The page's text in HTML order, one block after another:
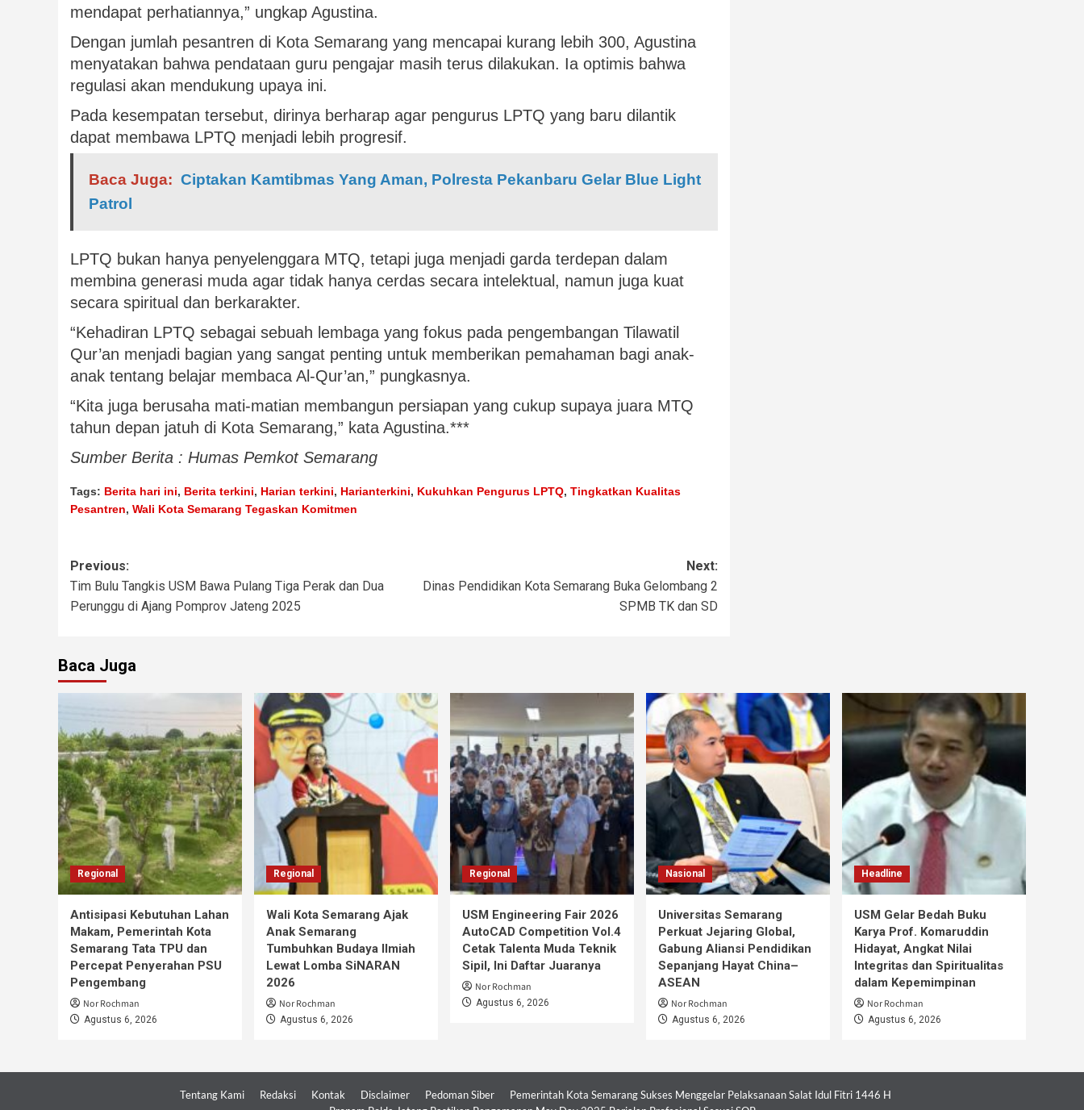
mendapat perhatiannya,” ungkap Agustina.
Dengan jumlah pesantren di Kota Semarang yang mencapai kurang lebih 300, Agustina
menyatakan bahwa pendataan guru pengajar masih terus dilakukan. Ia optimis bahwa
regulasi akan mendukung upaya ini.
Pada kesempatan tersebut, dirinya berharap agar pengurus LPTQ yang baru dilantik
dapat membawa LPTQ menjadi lebih progresif.
Baca Juga: Ciptakan Kamtibmas Yang Aman, Polresta Pekanbaru Gelar Blue Light
Patrol
LPTQ bukan hanya penyelenggara MTQ, tetapi juga menjadi garda terdepan dalam
membina generasi muda agar tidak hanya cerdas secara intelektual, namun juga kuat
secara spiritual dan berkarakter.
“Kehadiran LPTQ sebagai sebuah lembaga yang fokus pada pengembangan Tilawatil
Qur’an menjadi bagian yang sangat penting untuk memberikan pemahaman bagi anak-
anak tentang belajar membaca Al-Qur’an,” pungkasnya.
“Kita juga berusaha mati-matian membangun persiapan yang cukup supaya juara MTQ
tahun depan jatuh di Kota Semarang,” kata Agustina.***
Sumber Berita : Humas Pemkot Semarang
Tags: Berita hari ini, Berita terkini, Harian terkini, Harianterkini, Kukuhkan Pengurus LPTQ, Tingkatkan Kualitas
Pesantren, Wali Kota Semarang Tegaskan Komitmen
Previous:
Tim Bulu Tangkis USM Bawa Pulang Tiga Perak dan Dua
Perunggu di Ajang Pomprov Jateng 2025
Next:
Dinas Pendidikan Kota Semarang Buka Gelombang 2
SPMB TK dan SD
Baca Juga
Regional
Antisipasi Kebutuhan Lahan
Makam, Pemerintah Kota
Semarang Tata TPU dan
Percepat Penyerahan PSU
Pengembang
Nor Rochman
Agustus 6, 2026
Regional
Wali Kota Semarang Ajak
Anak Semarang
Tumbuhkan Budaya Ilmiah
Lewat Lomba SiNARAN
2026
Nor Rochman
Agustus 6, 2026
Regional
USM Engineering Fair 2026
AutoCAD Competition Vol.4
Cetak Talenta Muda Teknik
Sipil, Ini Daftar Juaranya
Nor Rochman
Agustus 6, 2026
Nasional
Universitas Semarang
Perkuat Jejaring Global,
Gabung Aliansi Pendidikan
Sepanjang Hayat China–
ASEAN
Nor Rochman
Agustus 6, 2026
Headline
USM Gelar Bedah Buku
Karya Prof. Komaruddin
Hidayat, Angkat Nilai
Integritas dan Spiritualitas
dalam Kepemimpinan
Nor Rochman
Agustus 6, 2026
Tentang Kami Redaksi Kontak Disclaimer Pedoman Siber
Pemerintah Kota Semarang Sukses Menggelar Pelaksanaan Salat Idul Fitri 1446 H